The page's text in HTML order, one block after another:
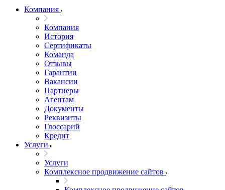
Компания
Компания
История
Сертификаты
Команда
Отзывы
Гарантии
Вакансии
Партнеры
Агентам
Документы
Реквизиты
Глоссарий
Кредит
Услуги
Услуги
Комплексное продвижение сайтов